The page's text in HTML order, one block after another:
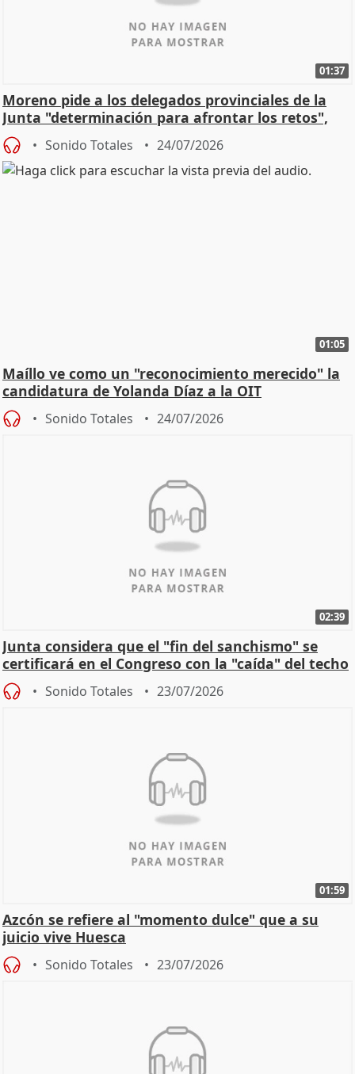
01:37
Moreno pide a los delegados provinciales de la
Junta "determinación para afrontar los retos",
diálog
Sonido Totales 24/07/2026
01:05
Maíllo ve como un "reconocimiento merecido" la
candidatura de Yolanda Díaz a la OIT
Sonido Totales 24/07/2026
02:39
Junta considera que el "fin del sanchismo" se
certificará en el Congreso con la "caída" del techo
de
Sonido Totales 23/07/2026
01:59
Azcón se refiere al "momento dulce" que a su
juicio vive Huesca
Sonido Totales 23/07/2026